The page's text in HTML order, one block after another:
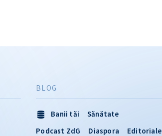
BLOG
Banii tăi
Sănătate
Podcast ZdG
Diaspora
Editoriale